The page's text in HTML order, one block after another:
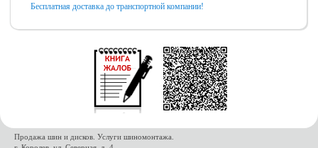
Бесплатная доставка до транспортной компании!
Продажа шин и дисков. Услуги шиномонтажа.